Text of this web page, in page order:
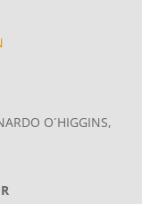
O´HIGGINS,